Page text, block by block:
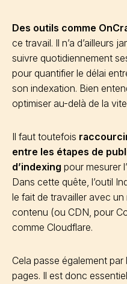
Des outils comme
ce travail. Il n’a d’ailleurs
suivre quotidiennement
pour quantifier le délai
son indexation. Bien
optimiser au-delà de la
Il faut toutefois
entre les étapes de
d’indexing pour mesurer
Dans cette quête, l’outil
le fait de travailler avec
contenu (ou CDN, pour
comme Cloudflare.
Cela passe également par
pages. Il est donc